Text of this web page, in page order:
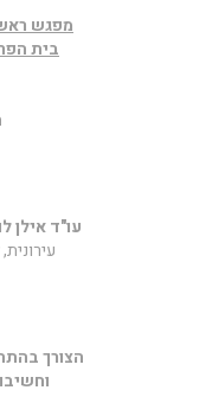
בית
עו"ד אילן
הצורך